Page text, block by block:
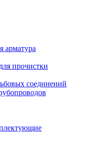
арматура
прочистки
соединений